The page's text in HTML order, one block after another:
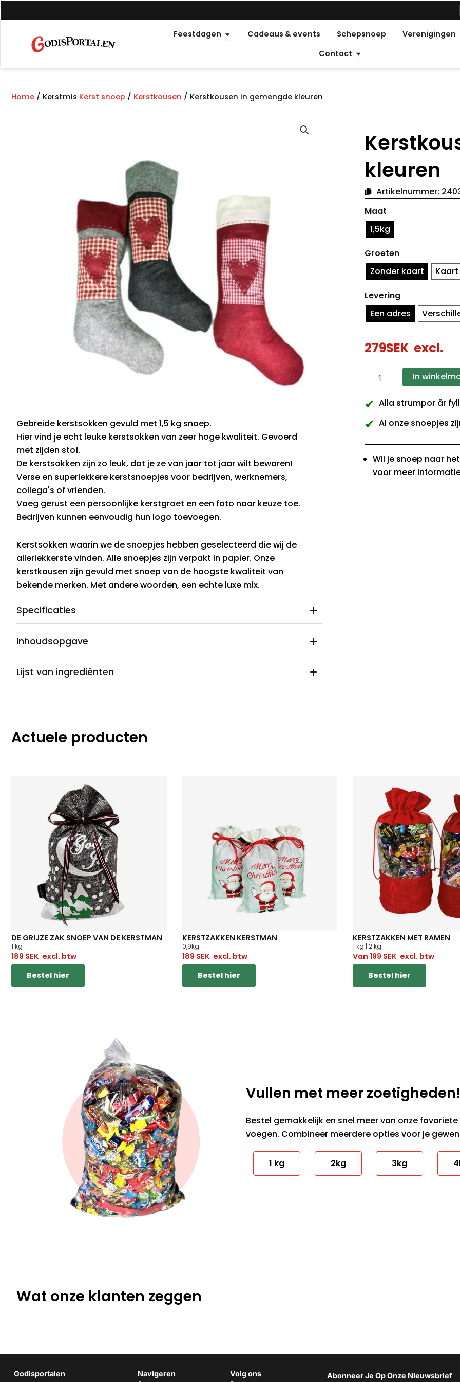
naar
Feestdagen Open Feestdagen
Cadeaus & events Schepsnoep
Verenigingen
Contact Open Contact
Home / Kerstmis Kerst snoep / Kerstkousen / Kerstkousen in gemengde kleuren
Gebreide kerstsokken gevuld met 1,5 kg snoep.
Hier vind je echt leuke kerstsokken van zeer hoge kwaliteit. Gevoerd
met zijden stof.
De kerstsokken zijn zo leuk, dat je ze van jaar tot jaar wilt bewaren!
Verse en superlekkere kerstsnoepjes voor bedrijven, werknemers,
collega's of vrienden.
Voeg gerust een persoonlijke kerstgroet en een foto naar keuze toe.
Bedrijven kunnen eenvoudig hun logo toevoegen.
Kerstsokken waarin we de snoepjes hebben geselecteerd die wij de
allerlekkerste vinden. Alle snoepjes zijn verpakt in papier. Onze
kerstkousen zijn gevuld met snoep van de hoogste kwaliteit van
bekende merken. Met andere woorden, een echte luxe mix.
Specificaties
Inhoudsopgave
Lijst van ingrediënten
kleuren
Artikelnummer:
Maat
1,5kg
Groeten
Zonder kaart
Kaart
Levering
Een adres
279SEK excl.
in
gemengde
kleuren
In
✔ Alla strumpor är
✔ Al onze snoepjes
Wil je snoep naar
voor meer
Actuele producten
DE GRIJZE ZAK SNOEP VAN DE KERSTMAN
1 kg
189 SEK excl. btw
Bestel hier
KERSTZAKKEN KERSTMAN
0,9kg
189 SEK excl. btw
Bestel hier
KERSTZAKKEN MET RAMEN
1 kg | 2 kg
Van 199 SEK excl. btw
Bestel hier
Vullen met meer zoetigheden!
Bestel gemakkelijk en snel meer van onze
voegen. Combineer meerdere opties voor je
1 kg 2kg 3kg
Wat onze klanten zeggen
Godisportalen
Navigeren Volg ons Abonneer Je Op Onze Nieuwsbrief